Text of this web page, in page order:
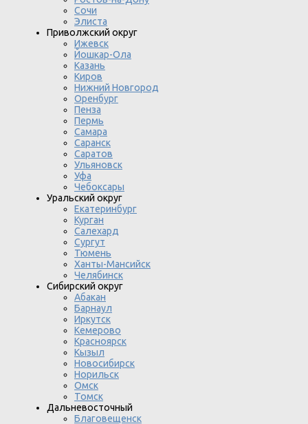
Сочи
Элиста
Приволжский округ
Ижевск
Йошкар-Ола
Казань
Киров
Нижний Новгород
Оренбург
Пенза
Пермь
Самара
Саранск
Саратов
Ульяновск
Уфа
Чебоксары
Уральский округ
Екатеринбург
Курган
Салехард
Сургут
Тюмень
Ханты-Мансийск
Челябинск
Сибирский округ
Абакан
Барнаул
Иркутск
Кемерово
Красноярск
Кызыл
Новосибирск
Норильск
Омск
Томск
Дальневосточный
Благовещенск